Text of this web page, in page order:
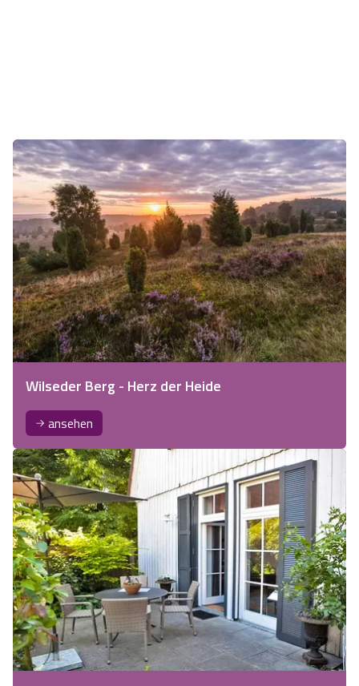
Wilseder Berg - Herz der Heide
ansehen